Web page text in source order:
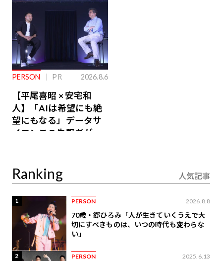
PERSON PR 2026.8.6
【平尾喜昭 × 安宅和
人】「AIは希望にも絶
望にもなる」データサ
イエンスの先駆者が語
Ranking 人気記事
1 PERSON 2026.8.8
70歳・郷ひろみ「人が生きていくうえで大
切にすべきものは、いつの時代も変わらな
い」
2 PERSON 2025.6.13